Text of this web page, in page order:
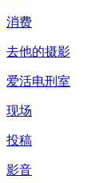
消费
去他的摄影
爱活电刑室
现场
投稿
影音